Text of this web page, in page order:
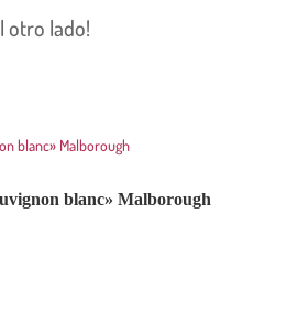
otro lado!
blanc» Malborough